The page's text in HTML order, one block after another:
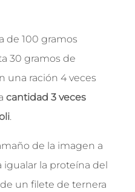
de 100 gramos
30 gramos de
una ración 4 veces
cantidad 3 veces
.
de la imagen a
igualar la proteína del
un filete de ternera